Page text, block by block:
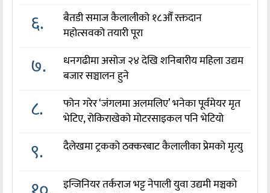
६.
बैतडी समाज कैलालीको १८औँ रक्तदान
महोत्सवको तयारी पूरा
७.
धनगढीमा असोज २४ देखि शनिबारीय महिला उद्यम
बजार सञ्चालन हुने
८.
फोन गरेर ‘जंगलमा अलमलिए’ भनेका पूर्वमेयर मृत
भेटिए, रोकिराखेको मोटरसाइकल पनि भेटियो
९. दैलेखमा ट्रकको ठक्करबाट कैलालीका प्रेमको मृत्यु
इन्जिनियर तर्कराज भट्ट नेपाली युवा उद्यमी मञ्चको